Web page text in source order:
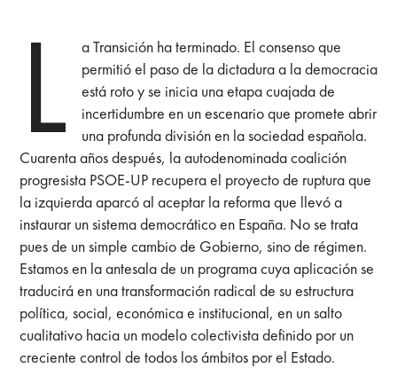
L
a Transición ha terminado. El consenso que
permitió el paso de la dictadura a la democracia
está roto y se inicia una etapa cuajada de
incertidumbre en un escenario que promete abrir
una profunda división en la sociedad española.
Cuarenta años después, la autodenominada coalición
progresista PSOE-UP recupera el proyecto de ruptura que
la izquierda aparcó al aceptar la reforma que llevó a
instaurar un sistema democrático en España. No se trata
pues de un simple cambio de Gobierno, sino de régimen.
Estamos en la antesala de un programa cuya aplicación se
traducirá en una transformación radical de su estructura
política, social, económica e institucional, en un salto
cualitativo hacia un modelo colectivista definido por un
creciente control de todos los ámbitos por el Estado.